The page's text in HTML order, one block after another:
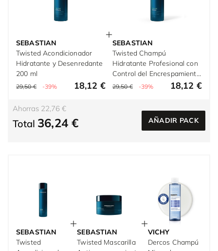
SEBASTIAN
Twisted Acondicionador
Hidratante y Desenredante
200 ml
29,50 € -39% 18,12 €
SEBASTIAN
Twisted Champú
Hidratante Profesional con
Control del Encrespamiento
280 ml
29,50 € -39% 18,12 €
Ahorras 22,76 €
Total 36,24 € AÑADIR PACK
SEBASTIAN
Twisted
SEBASTIAN
Twisted Mascarilla
VICHY
Dercos Champú